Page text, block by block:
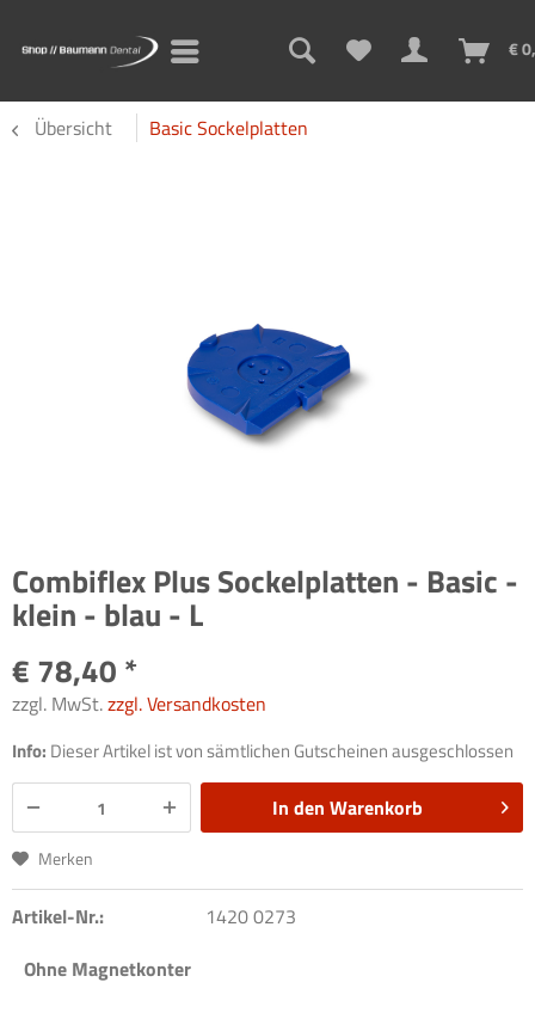
€
Übersicht Basic Sockelplatten
Combiflex Plus Sockelplatten - Basic -
klein - blau - L
€ 78,40 *
zzgl. MwSt.zzgl. Versandkosten
Info: Dieser Artikel ist von sämtlichen Gutscheinen ausgeschlossen
In den Warenkorb
Merken
Artikel-Nr.:
1420 0273
Ohne Magnetkonter